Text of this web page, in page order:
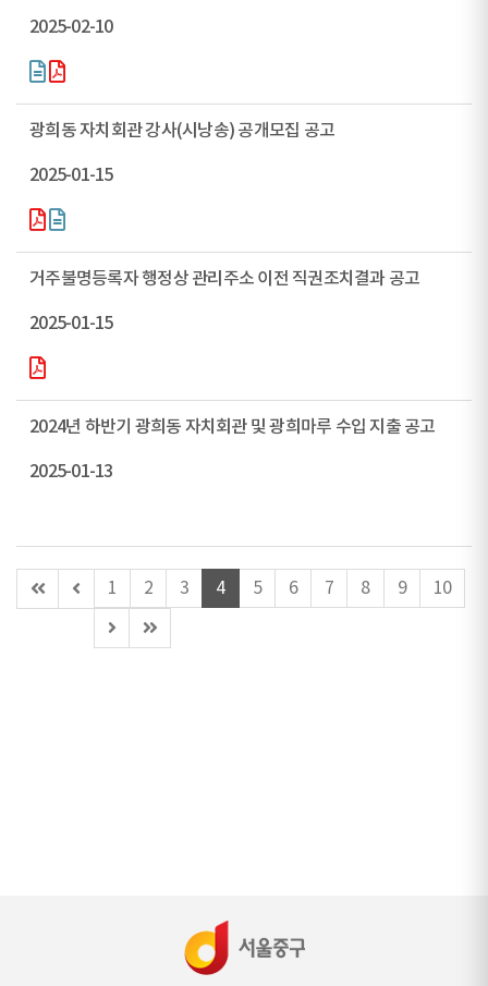
2025-02-10
광희동 자치회관 강사(시낭송) 공개모집 공고
2025-01-15
거주불명등록자 행정상 관리주소 이전 직권조치결과 공고
2025-01-15
2024년 하반기 광희동 자치회관 및 광희마루 수입 지출 공고
2025-01-13
첫
페
이
전
1 2 3 4 5 6 7 8 9
10
다
음
마
지